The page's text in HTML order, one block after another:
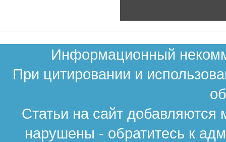
Информационный
При цитировании и
Статьи на сайт
нарушены - обратитесь к